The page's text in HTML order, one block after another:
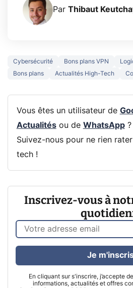
Par Thibaut
Cybersécurité Bons plans VPN
Bons plans
Actualités High-Tech
Vous êtes un utilisateur de
Actualitésou de WhatsApp?
Suivez-nous pour ne rien
tech !
Inscrivez-vous à
En cliquant sur s'inscrire, j’accepte
informations, actualités et offres
Je